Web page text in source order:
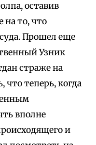
оставив
на то, что
Прошел еще
Узник
страже на
что теперь, когда
вполне
и